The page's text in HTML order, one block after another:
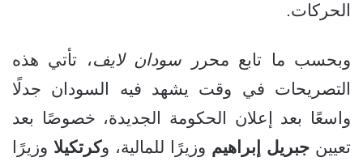
الحركات.
وبحسب ما تابع محرر سودان لايف، تأتي هذه
التصريحات في وقت يشهد فيه السودان جدلًا
واسعًا بعد إعلان الحكومة الجديدة، خصوصًا بعد
تعيين جبريل إبراهيم وزيرًا للمالية، وكرتكيلا وزيرًا